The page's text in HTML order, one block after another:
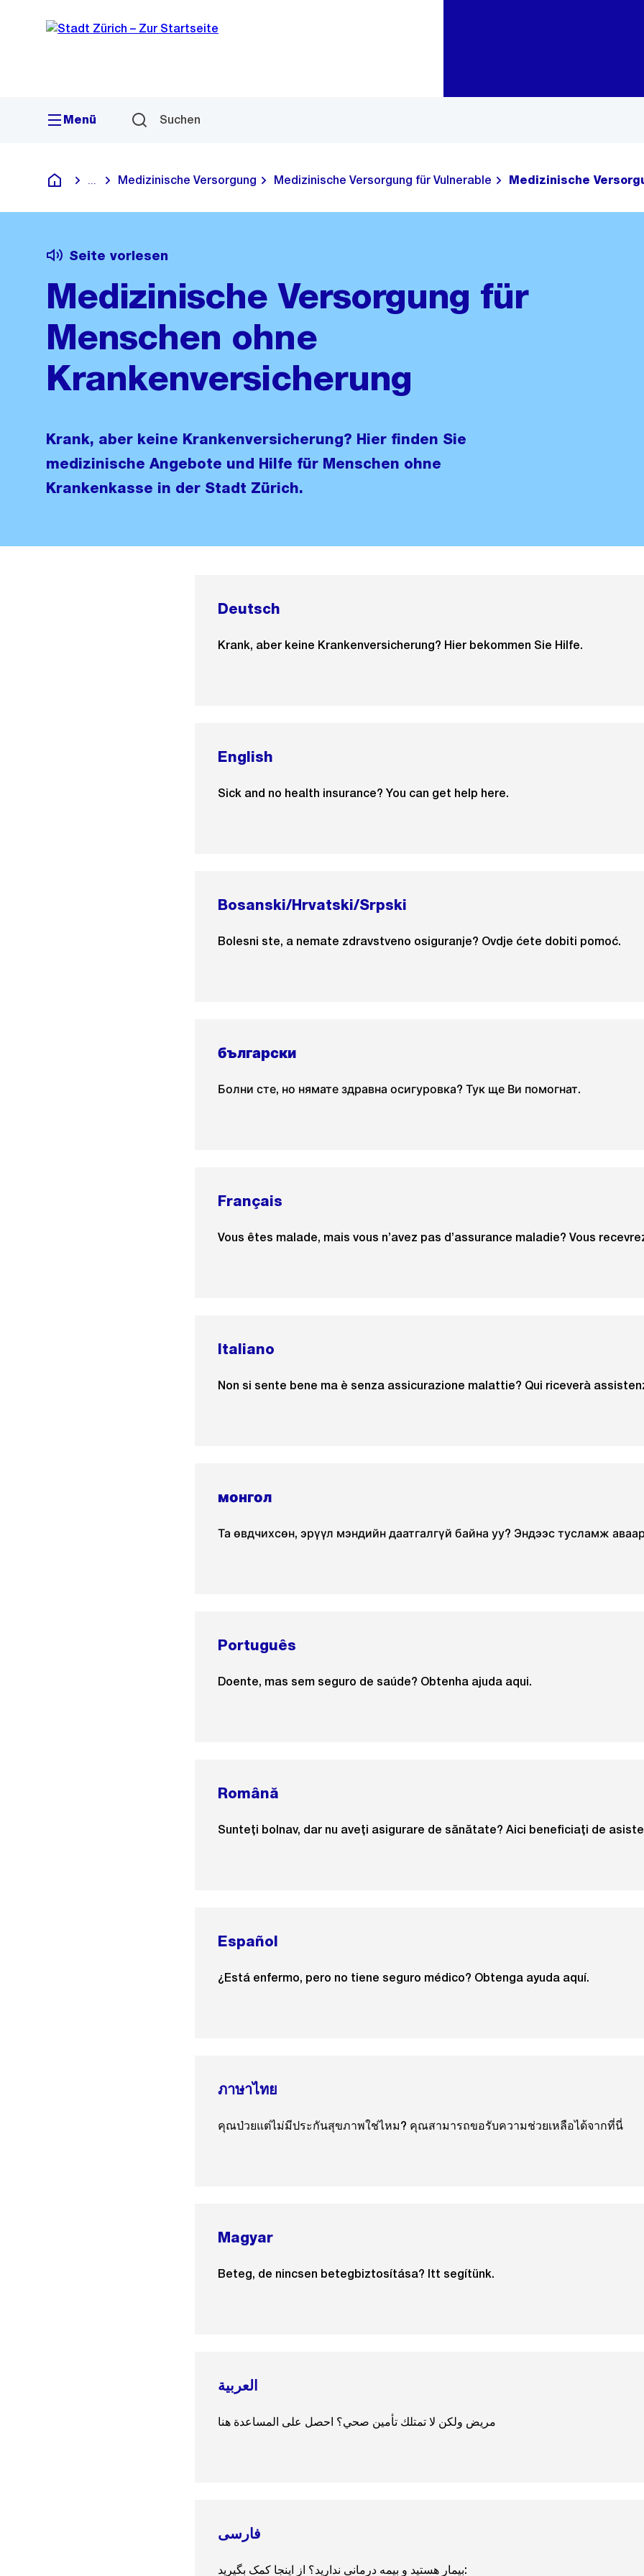
Navigation
Sprunglink
Menü Suchen
Deutsch
Blende alle Breadcrumbs ein
Medizinische Versorgung Medizinische Versorgung für Vulnerable Medizinische
Seite vorlesen
Medizinische Versorgung für
Menschen ohne
Krankenversicherung
Krank, aber keine Krankenversicherung? Hier finden Sie
medizinische Angebote und Hilfe für Menschen ohne
Krankenkasse in der Stadt Zürich.
Deutsch
Krank, aber keine Krankenversicherung? Hier bekommen Sie Hilfe.
English
Sick and no health insurance? You can get help here.
Bosanski/Hrvatski/Srpski
Bolesni ste, a nemate zdravstveno osiguranje? Ovdje ćete dobiti pomoć.
български
Болни сте, но нямате здравна осигуровка? Тук ще Ви помогнат.
Français
Vous êtes malade, mais vous n’avez pas d’assurance maladie? Vous
Italiano
Non si sente bene ma è senza assicurazione malattie? Qui riceverà
монгол
Та өвдчихсөн, эрүүл мэндийн даатгалгүй байна уу? Эндээс тусламж
Português
Doente, mas sem seguro de saúde? Obtenha ajuda aqui.
Română
Sunteți bolnav, dar nu aveți asigurare de sănătate? Aici beneficiați de
Español
¿Está enfermo, pero no tiene seguro médico? Obtenga ayuda aquí.
ภาษาไทย
คุณป่วยแต่ไม่มีประกันสุขภาพใช่ไหม? คุณสามารถขอรับความช่วยเหลือได้จากที่นี่
Magyar
Beteg, de nincsen betegbiztosítása? Itt segítünk.
العربية
مريض ولكن لا تمتلك تأمين صحي؟ احصل على المساعدة هنا
فارسی
بیمار هستید و بیمه درمانی ندارید؟ از اینجا کمک بگیرید: